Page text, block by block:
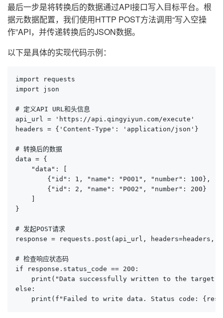
最后一步是将转换后的数据通过API接口写入目标平台。根
据元数据配置，我们使用HTTP POST方法调用“写入空操
作”API，并传递转换后的JSON数据。
以下是具体的实现代码示例：
import requests
import json
# 定义API URL和头信息
api_url = 'https://api.qingyiyun.com/execute'
headers = {'Content-Type': 'application/json'}
# 转换后的数据
data = {
    "data": [
        {"id": 1, "name": "P001", "number": 100},
        {"id": 2, "name": "P002", "number": 200}
    ]
}
# 发起POST请求
response = requests.post(api_url, headers=headers,
# 检查响应状态码
if response.status_code == 200:
print("Data successfully written to the target
else:
print(f"Failed to write data. Status code: